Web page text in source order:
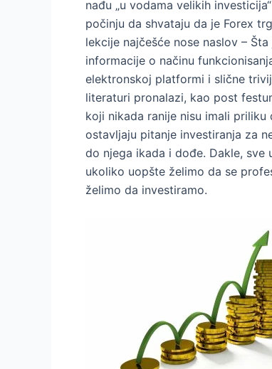
nađu „u vodama velikih
počinju da shvataju da je Forex
lekcije najčešće nose naslov –
informacije o načinu
elektronskoj platformi i slične
literaturi pronalazi, kao post
koji nikada ranije nisu imali
ostavljaju pitanje investiranja za
do njega ikada i dođe. Dakle,
ukoliko uopšte želimo da se
želimo da investiramo.